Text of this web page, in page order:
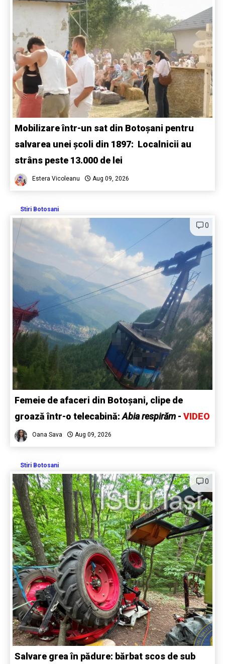
Mobilizare într-un sat din Botoșani pentru
salvarea unei școli din 1897: Localnicii au
strâns peste 13.000 de lei
Estera Vicoleanu Aug 09, 2026
Stiri Botosani
0
Femeie de afaceri din Botoșani, clipe de
groază într-o telecabină:Abia respirăm - VIDEO
Oana Sava Aug 09, 2026
Stiri Botosani
0
Salvare grea în pădure: bărbat scos de sub